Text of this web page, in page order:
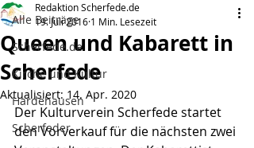
Alle Beiträge
Scherfede.de
Kirche und Kultur
Hardehausen
Scherfeder
Queen und Kabarett in
Scherfede
Redaktion Scherfede.de
19. Juli 2016 1 Min. Lesezeit
Aktualisiert: 14. Apr. 2020
Der Kulturverein Scherfede startet
den Vorverkauf für die nächsten zwei